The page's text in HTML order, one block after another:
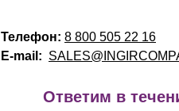
Телефон: 8 800 505 22 16
E-mail:
Ответим в